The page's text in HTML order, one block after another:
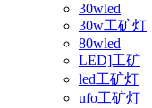
30wled
30w工矿灯
80wled
LED]工矿
led工矿灯
ufo工矿灯